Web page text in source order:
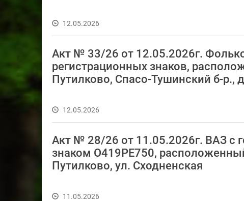
12.05.2026
Акт № 33/26 от 12.05.2026г.
регистрационных знаков,
Путилково, Спасо-Тушинский б-р.,
12.05.2026
Акт № 28/26 от 11.05.2026г. ВАЗ с
знаком О419РЕ750,
Путилково, ул. Сходненская
11.05.2026